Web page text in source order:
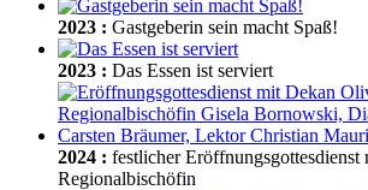
2023 : Gastgeberin sein macht Spaß!
2023 : Das Essen ist serviert
2024 : festlicher Eröffnungsgottesdienst
Regionalbischöfin